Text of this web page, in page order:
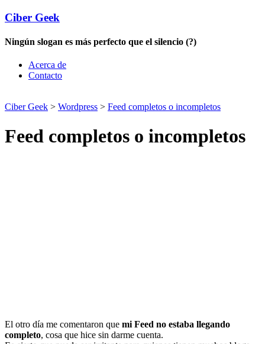
Ciber Geek
Ningún slogan es más perfecto que el silencio (?)
Acerca de
Contacto
Ciber Geek > Wordpress > Feed completos o incompletos
Feed completos o incompletos
El otro día me comentaron que mi Feed no estaba llegando
completo, cosa que hice sin darme cuenta.